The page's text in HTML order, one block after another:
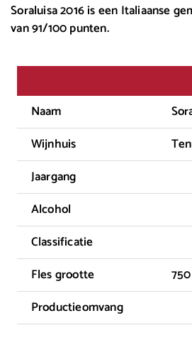
Soraluisa 2016 is een Italiaanse
van 91/100 punten.
Naam
Wijnhuis
Jaargang
Alcohol
Classificatie
Fles grootte
Productieomvang